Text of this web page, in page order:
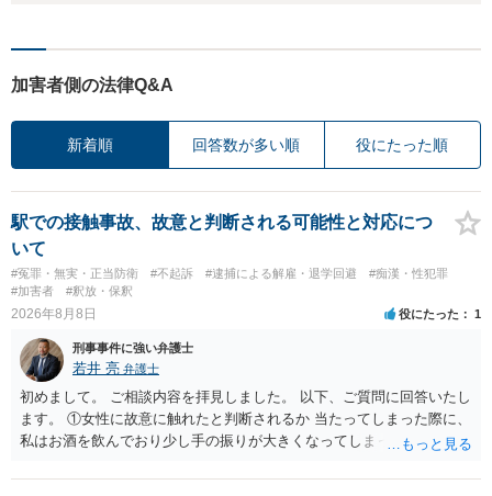
加害者側の法律Q&A
新着順 回答数が多い順 役にたった順
駅での接触事故、故意と判断される可能性と対応につ
いて
#冤罪・無実・正当防衛 #不起訴 #逮捕による解雇・退学回避
#痴漢・性犯罪
#加害者
#釈放・保釈
2026年8月8日 役にたった 1
刑事事件に強い弁護士
若井 亮 弁護士
初めまして。 ご相談内容を拝見しました。 以下、ご質問に回答いたし
ます。 ①女性に故意に触れたと判断されるか 当たってしまった際に、
私はお酒を飲んでおり少し手の振りが大きくなってしまっていたこと
いた場合、故意だと判定されやすいのでしょうか？ お伺いする限り、